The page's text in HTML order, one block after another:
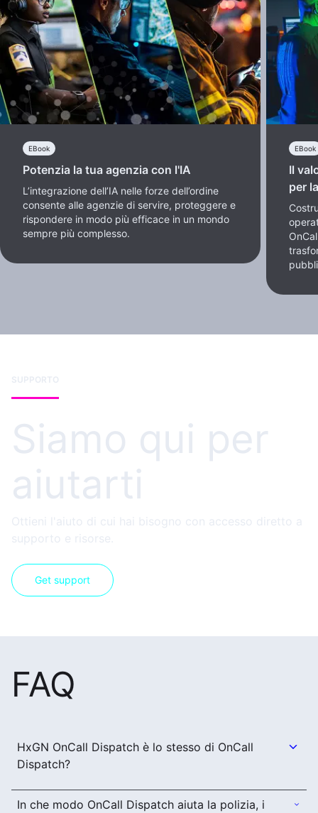
EBook
Potenzia la tua agenzia con l'IA
L’integrazione dell’IA nelle forze dell’ordine
consente alle agenzie di servire, proteggere e
rispondere in modo più efficace in un mondo
sempre più complesso.
EBook
Il
per
SUPPORTO
Siamo qui per
aiutarti
Ottieni l'aiuto di cui hai bisogno con accesso diretto a
supporto e risorse.
Get support
FAQ
HxGN OnCall Dispatch è lo stesso di OnCall
Dispatch?
In che modo OnCall Dispatch aiuta la polizia, i